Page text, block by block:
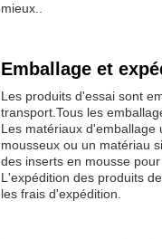
mieux..
Emballage et
Les produits d'essai sont
transport.Tous les
Les matériaux d'emballage
mousseux ou un matériau
des inserts en mousse pour
L'expédition des produits
les frais d'expédition.